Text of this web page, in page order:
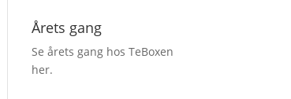
Årets gang
Se årets gang hos TeBoxen
her.